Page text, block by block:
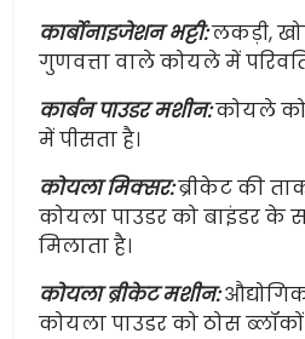
कार्बोनाइजेशन भट्टी:लकड़ी,
गुणवत्ता वाले कोयले में
कार्बन पाउडर मशीन:कोयले को
में पीसता है।
कोयला मिक्सर:ब्रीकेट की
कोयला पाउडर को बाइंडर के
मिलाता है।
कोयला ब्रीकेट मशीन:
कोयला पाउडर को ठोस